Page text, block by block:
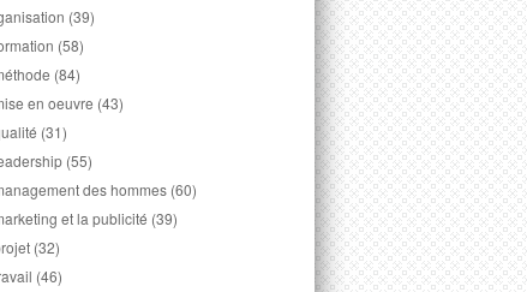
(39)
(58)
(84)
en oeuvre (43)
(31)
(55)
des hommes (60)
et la publicité (39)
(32)
(46)